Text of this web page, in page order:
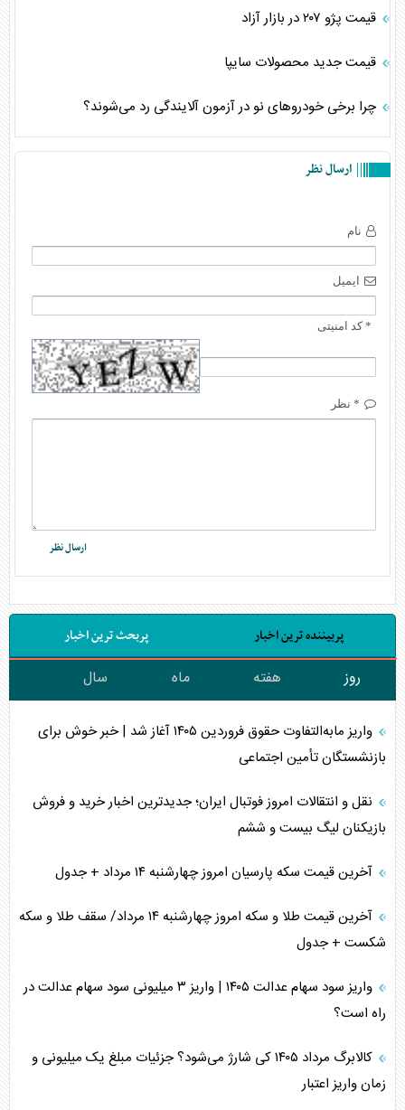
قیمت پژو ۲۰۷ در بازار آزاد
قیمت جدید محصولات سایپا
چرا برخی خودروهای نو در آزمون آلایندگی رد می‌شوند؟
ارسال نظر
نام
ایمیل
* کد امنیتی
* نظر
پربیننده ترین اخبار پربحث ترین اخبار
روز هفته ماه سال
واریز مابه‌التفاوت حقوق فروردین ۱۴۰۵ آغاز شد | خبر خوش برای
بازنشستگان تأمین اجتماعی
نقل و انتقالات امروز فوتبال ایران؛ جدیدترین اخبار خرید و فروش
بازیکنان لیگ بیست و ششم
آخرین قیمت سکه پارسیان امروز چهارشنبه ۱۴ مرداد + جدول
آخرین قیمت طلا و سکه امروز چهارشنبه ۱۴ مرداد/ سقف طلا و سکه
شکست + جدول
واریز سود سهام عدالت ۱۴۰۵ | واریز ۳ میلیونی سود سهام عدالت در
راه است؟
کالابرگ مرداد ۱۴۰۵ کی شارژ می‌شود؟ جزئیات مبلغ یک میلیونی و
زمان واریز اعتبار